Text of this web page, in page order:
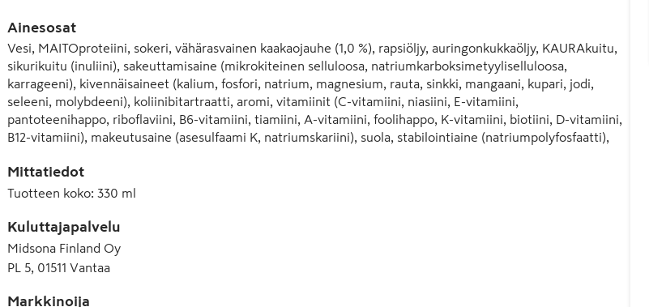
Ainesosat
Vesi, MAITOproteiini, sokeri, vähärasvainen kaakaojauhe (1,0 %), rapsiöljy, auringonkukkaöljy, KAURAkuitu,
sikurikuitu (inuliini), sakeuttamisaine (mikrokiteinen selluloosa, natriumkarboksimetyyliselluloosa,
karrageeni), kivennäisaineet (kalium, fosfori, natrium, magnesium, rauta, sinkki, mangaani, kupari, jodi,
seleeni, molybdeeni), koliinibitartraatti, aromi, vitamiinit (C-vitamiini, niasiini, E-vitamiini,
pantoteenihappo, riboflaviini, B6-vitamiini, tiamiini, A-vitamiini, foolihappo, K-vitamiini, biotiini, D-vitamiini,
B12-vitamiini), makeutusaine (asesulfaami K, natriumskariini), suola, stabilointiaine (natriumpolyfosfaatti),
Mittatiedot
Tuotteen koko: 330 ml
Kuluttajapalvelu
Midsona Finland Oy
PL 5, 01511 Vantaa
Markkinoija